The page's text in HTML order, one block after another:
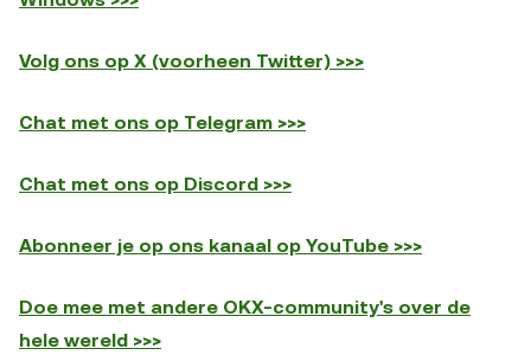
Volg ons op X (voorheen Twitter) >>>
Chat met ons op Telegram >>>
Chat met ons op Discord >>>
Abonneer je op ons kanaal op YouTube >>>
Doe mee met andere OKX-community's over de
hele wereld >>>